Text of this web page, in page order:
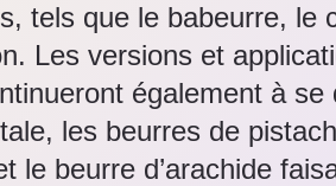
tels que le babeurre, le
Les versions et
également à se
les beurres de
le beurre d’arachide